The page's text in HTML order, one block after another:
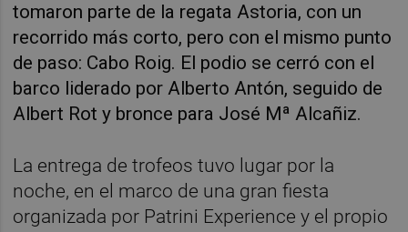
tomaron parte de la regata Astoria, con un
recorrido más corto, pero con el mismo punto
de paso: Cabo Roig. El podio se cerró con el
barco liderado por Alberto Antón, seguido de
Albert Rot y bronce para José Mª Alcañiz.
La entrega de trofeos tuvo lugar por la
noche, en el marco de una gran fiesta
organizada por Patrini Experience y el propio